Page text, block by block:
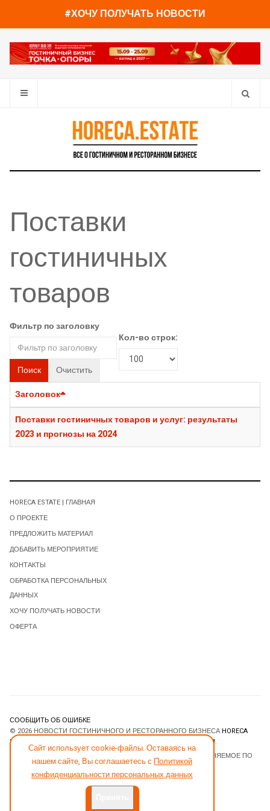
#ХОЧУ ПОЛУЧАТЬ НОВОСТИ
Поставки
гостиничных
товаров
Фильтр по заголовку
Поиск Очистить
Кол-во строк:
Заголовок
Поставки гостиничных товаров и услуг: результаты
2023 и прогнозы на 2024
Сайт использует cookie-файлы. Оставаясь на
нашем сайте, Вы соглашаетесь с Политикой
конфиденциальности персональных данных
HORECA ESTATE | ГЛАВНАЯ
О ПРОЕКТЕ
ПРЕДЛОЖИТЬ МАТЕРИАЛ
ДОБАВИТЬ МЕРОПРИЯТИЕ
КОНТАКТЫ
ОБРАБОТКА ПЕРСОНАЛЬНЫХ
ДАННЫХ
ХОЧУ ПОЛУЧАТЬ НОВОСТИ
ОФЕРТА
СООБЩИТЬ ОБ ОШИБКЕ
© 2026 НОВОСТИ ГОСТИНИЧНОГО И РЕСТОРАННОГО БИЗНЕСА HORECA
ESTATE
JOOMLART.COM.
- ПРОГРАММНОЕ ОБЕСПЕЧЕНИЕ, РАСПРОСТРАНЯЕМОЕ ПО
ЛИЦЕНЗИИGNU GENERAL PUBLIC LICENSE